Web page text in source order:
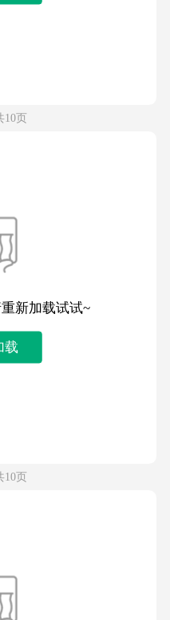
10页
新加载试试~
载
10页